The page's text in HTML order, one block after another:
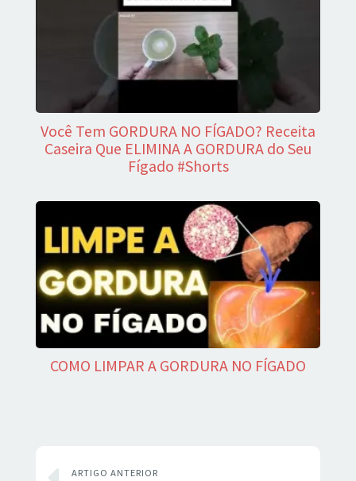
Você Tem GORDURA NO FÍGADO? Receita
Caseira Que ELIMINA A GORDURA do Seu
Fígado #Shorts
COMO LIMPAR A GORDURA NO FÍGADO
ARTIGO ANTERIOR